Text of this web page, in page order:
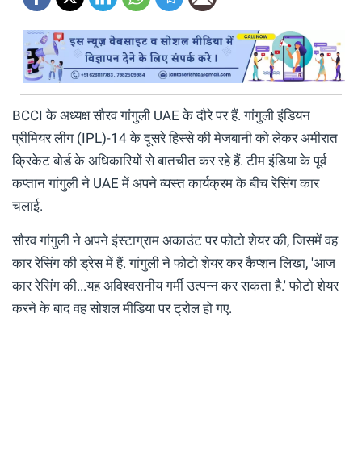
BCCI के अध्यक्ष सौरव गांगुली UAE के दौरे पर हैं. गांगुली इंडियन
प्रीमियर लीग (IPL)-14 के दूसरे हिस्से की मेजबानी को लेकर अमीरात
क्रिकेट बोर्ड के अधिकारियों से बातचीत कर रहे हैं. टीम इंडिया के पूर्व
कप्तान गांगुली ने UAE में अपने व्यस्त कार्यक्रम के बीच रेसिंग कार
चलाई.
सौरव गांगुली ने अपने इंस्टाग्राम अकाउंट पर फोटो शेयर की, जिसमें वह
कार रेसिंग की ड्रेस में हैं. गांगुली ने फोटो शेयर कर कैप्शन लिखा, 'आज
कार रेसिंग की...यह अविश्वसनीय गर्मी उत्पन्न कर सकता है.' फोटो शेयर
करने के बाद वह सोशल मीडिया पर ट्रोल हो गए.